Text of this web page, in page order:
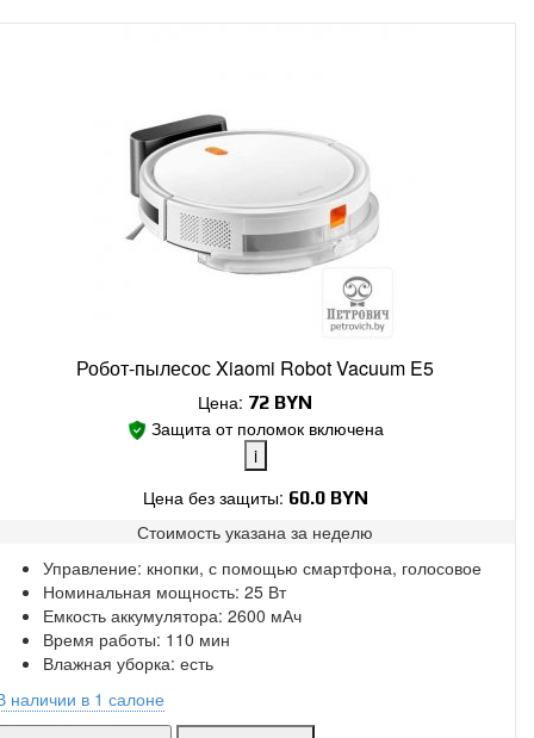
Робот-пылесос Xiaomi Robot Vacuum E5
Цена: 72 BYN
Защита от поломок включена
i
Замена без ожидания.
Без скрытых платежей.
Цена без защиты: 60.0 BYN
Стоимость указана за неделю
Управление: кнопки, с помощью смартфона, голосовое
Номинальная мощность: 25 Вт
Емкость аккумулятора: 2600 мАч
Время работы: 110 мин
Влажная уборка: есть
наличии в 1 салоне
Захарова:мало